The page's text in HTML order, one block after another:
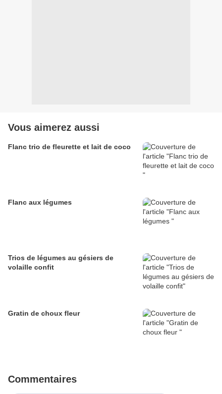
Vous aimerez aussi
Flanc trio de fleurette et lait de coco
Flanc aux légumes
Trios de légumes au gésiers de
volaille confit
Gratin de choux fleur
Commentaires